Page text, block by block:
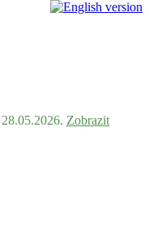
Zobrazit